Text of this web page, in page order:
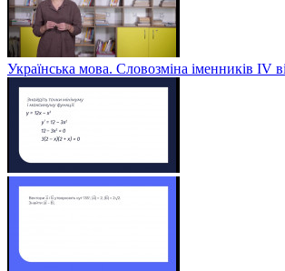
Українська мова. Словозміна іменників ІV